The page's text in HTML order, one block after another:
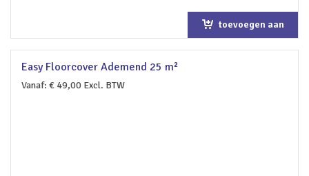
toevoegen aan
winkelwagen
Easy Floorcover Ademend 25 m²
Vanaf: € 49,00 Excl. BTW